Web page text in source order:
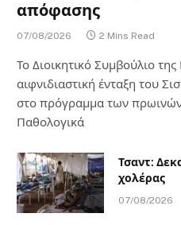
απόφασης
07/08/2026 2 Mins Read
Το Διοικητικό Συμβούλιο
αιφνιδιαστική ένταξη του
στο πρόγραμμα των πρωινών
Παθολογικά
Τσαντ:
χολέρας
07/08/2026